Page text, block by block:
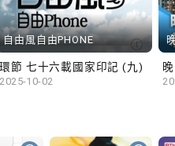
自由風自由PHONE
環節 七十六載國家印記 (九)
2025-10-02